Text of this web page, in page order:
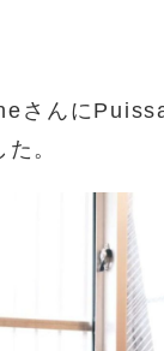
さんに
。